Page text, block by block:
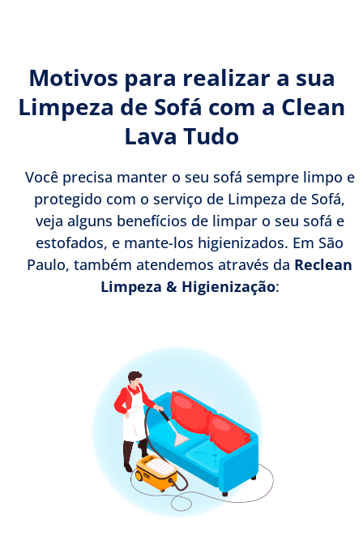
Motivos para realizar a sua
Limpeza de Sofá com a Clean
Lava Tudo
Você precisa manter o seu sofá sempre limpo e
protegido com o serviço de Limpeza de Sofá,
veja alguns benefícios de limpar o seu sofá e
estofados, e mante-los higienizados. Em São
Paulo, também atendemos através da Reclean
Limpeza & Higienização: